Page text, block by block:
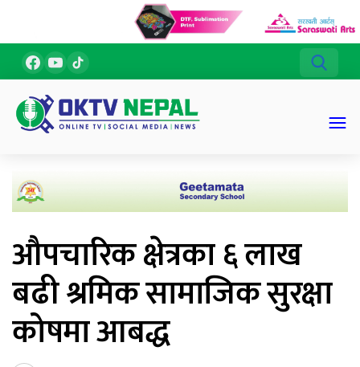
औपचारिक क्षेत्रका ६ लाख
बढी श्रमिक सामाजिक सुरक्षा
कोषमा आबद्ध